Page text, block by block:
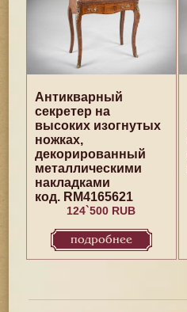
Антикварный
секретер на
высоких изогнутых
ножках,
декорированный
металлическими
накладками
код. RM4165621
124`500 RUB
подробнее